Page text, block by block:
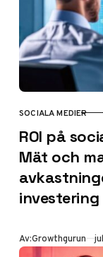
KATEGORI
SOCIALA MEDIER
ROI på
Mät och
investering
Av:Growthgurun